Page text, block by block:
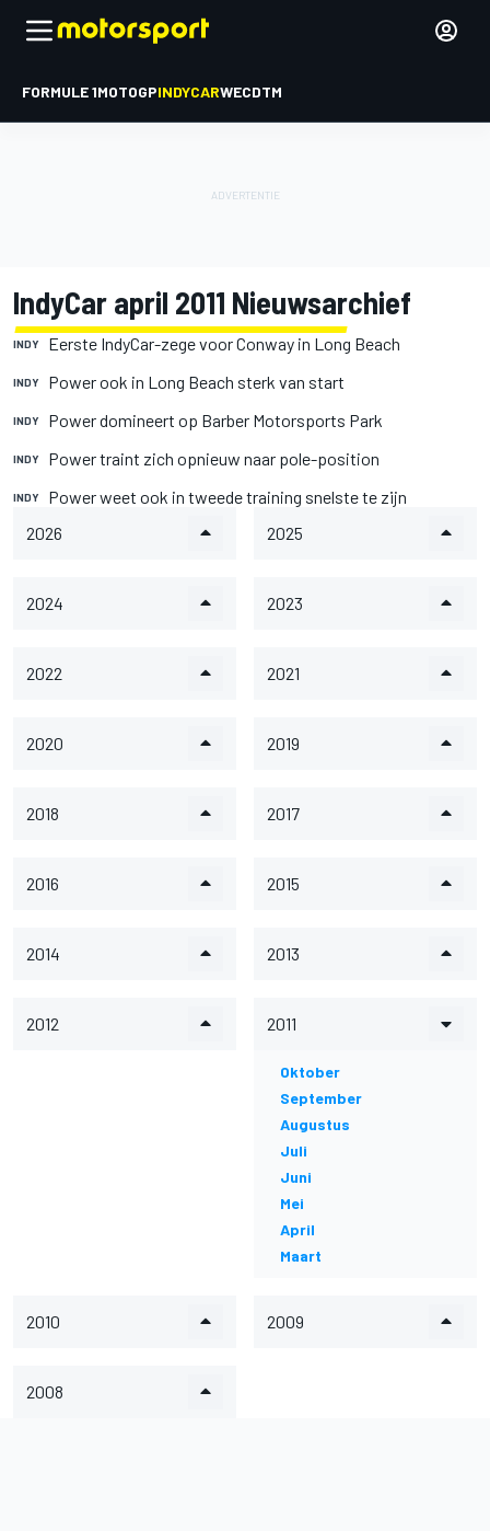
FORMULE 1MOTOGPINDYCARWECDTM
IndyCar april 2011 Nieuwsarchief
INDY Eerste IndyCar-zege voor Conway in Long Beach
INDY Power ook in Long Beach sterk van start
INDY Power domineert op Barber Motorsports Park
INDY Power traint zich opnieuw naar pole-position
INDY
Power weet ook in tweede training snelste te zijn
2026
2025
2024 2023
2022 2021
2020 2019
2018 2017
2016 2015
2014 2013
2012 2011
Oktober
September
Augustus
Juli
Juni
Mei
April
Maart
2010 2009
2008